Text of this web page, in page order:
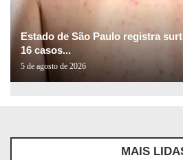
Estado de São Paulo registra
16 casos...
5 de agosto de 2026
MAIS